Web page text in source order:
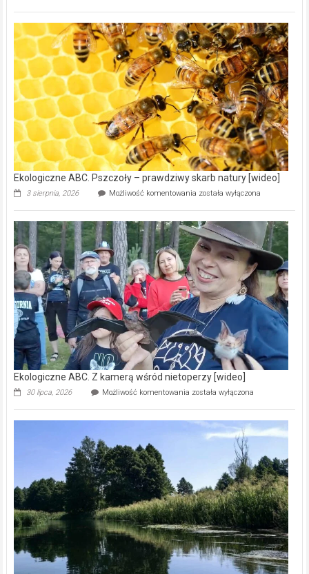
Wręczyca
Wielka
z
dofinansowaniem
ponad
15,6
mln
na
modernizację
oczyszczalni
ścieków
[wideo]
Ekologiczne ABC. Pszczoły – prawdziwy skarb natury [wideo]
3 sierpnia, 2026 Możliwość komentowania Ekologiczne
–
prawdziwy
skarb
natury
[wideo]
została wyłączona
Ekologiczne ABC. Z kamerą wśród nietoperzy [wideo]
30 lipca, 2026 Możliwość komentowania Ekologiczne
kamerą
wśród
została wyłączona